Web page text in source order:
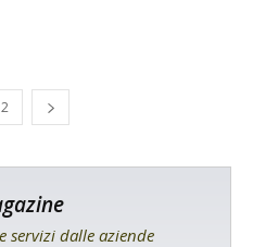
2
servizi dalle aziende